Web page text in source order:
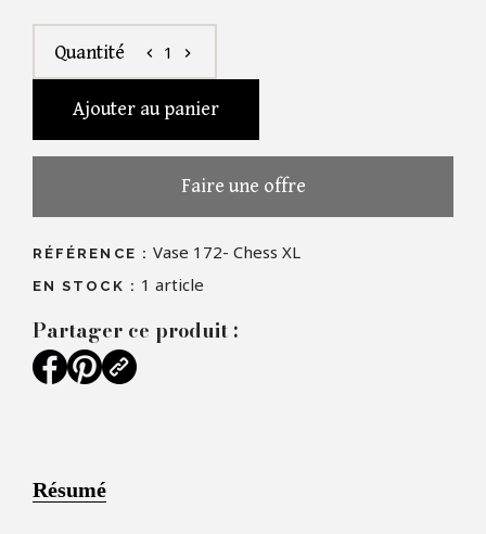
Quantité chevron_left 1 chevron_right
Ajouter au panier
Faire une offre
RÉFÉRENCE : Vase 172- Chess XL
EN STOCK : 1 article
Partager ce produit :
Résumé